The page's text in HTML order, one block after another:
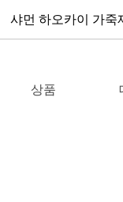
샤먼 하오카이 가죽
상품